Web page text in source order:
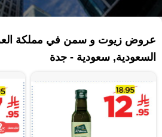
عروض زيوت و سمن في مملكة
السعودية, سعودية - جدة